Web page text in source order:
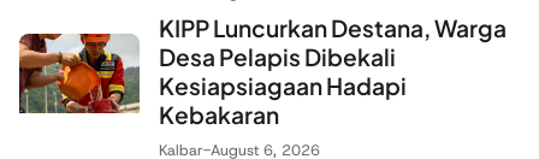
KIPP Luncurkan Destana, Warga
Desa Pelapis Dibekali
Kesiapsiagaan Hadapi
Kebakaran